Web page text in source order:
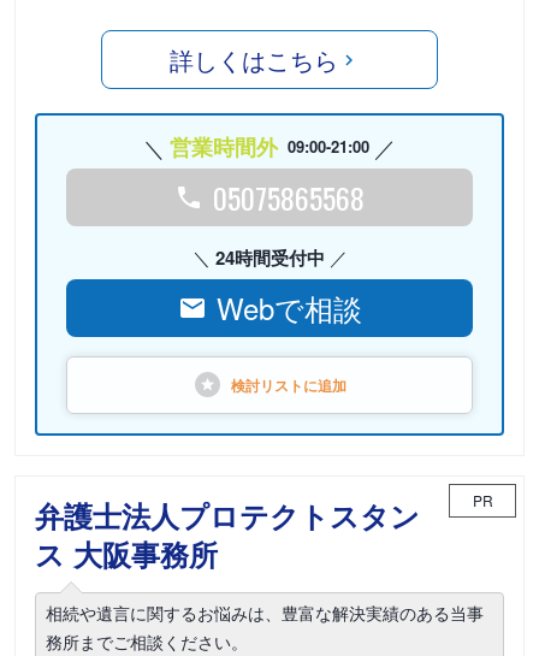
詳しくはこちら
営業時間外 09:00-21:00
05075865568
24時間受付中
Webで相談
検討リストに追加
弁護士法人プロテクトスタン
ス 大阪事務所
PR
相続や遺言に関するお悩みは、豊富な解決実績のある当事
務所までご相談ください。